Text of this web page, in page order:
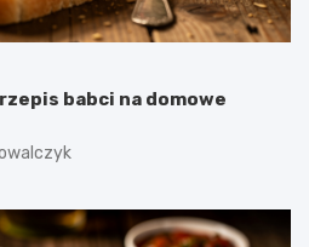
babci na domowe